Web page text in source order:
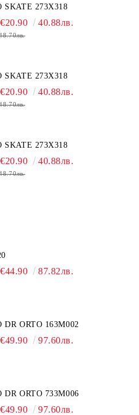
SKATE 273X318
€20.90 40.88лв.
SKATE 273X318
€20.90 40.88лв.
SKATE 273X318
€20.90 40.88лв.
€44.90 87.82лв.
DR ORTO 163M002
€49.90 97.60лв.
DR ORTO 733M006
€49.90 97.60лв.